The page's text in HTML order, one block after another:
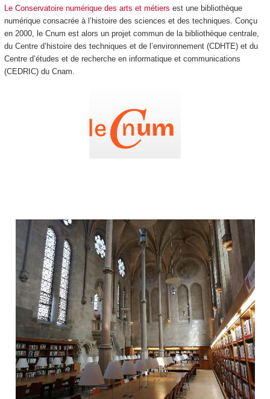
Le Conservatoire numérique des arts et métiers est une bibliothèque
numérique consacrée à l’histoire des sciences et des techniques. Conçu
en 2000, le Cnum est alors un projet commun de la bibliothèque centrale,
du Centre d’histoire des techniques et de l’environnement (CDHTE) et du
Centre d’études et de recherche en informatique et communications
(CEDRIC) du Cnam.